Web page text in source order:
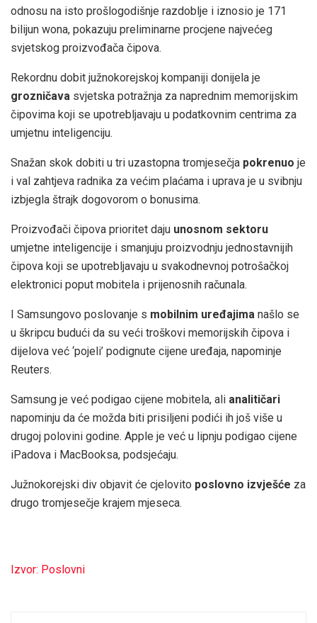
odnosu na isto prošlogodišnje razdoblje i iznosio je 171
bilijun wona, pokazuju preliminarne procjene najvećeg
svjetskog proizvođača čipova.
Rekordnu dobit južnokorejskoj kompaniji donijela je
grozničava svjetska potražnja za naprednim memorijskim
čipovima koji se upotrebljavaju u podatkovnim centrima za
umjetnu inteligenciju.
Snažan skok dobiti u tri uzastopna tromjesečja pokrenuo je
i val zahtjeva radnika za većim plaćama i uprava je u svibnju
izbjegla štrajk dogovorom o bonusima.
Proizvođači čipova prioritet daju unosnom sektoru
umjetne inteligencije i smanjuju proizvodnju jednostavnijih
čipova koji se upotrebljavaju u svakodnevnoj potrošačkoj
elektronici poput mobitela i prijenosnih računala.
I Samsungovo poslovanje s mobilnim uređajima našlo se
u škripcu budući da su veći troškovi memorijskih čipova i
dijelova već ‘pojeli’ podignute cijene uređaja, napominje
Reuters.
Samsung je već podigao cijene mobitela, ali analitičari
napominju da će možda biti prisiljeni podići ih još više u
drugoj polovini godine. Apple je već u lipnju podigao cijene
iPadova i MacBooksa, podsjećaju.
Južnokorejski div objavit će cjelovito poslovno izvješće za
drugo tromjesečje krajem mjeseca.
Izvor: Poslovni